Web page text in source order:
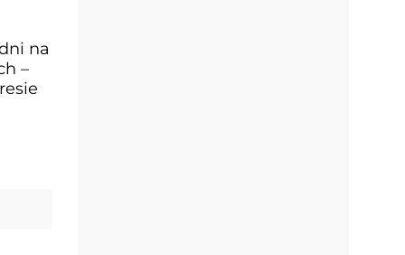
na
–